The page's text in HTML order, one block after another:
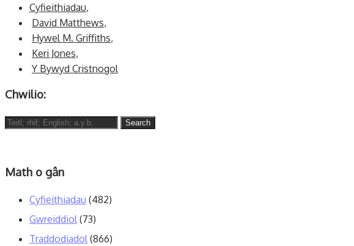
Cyfieithiadau,
David Matthews,
Hywel M. Griffiths,
Keri Jones,
Y Bywyd Cristnogol
Chwilio:
Search
for:
Math o gân
Cyfieithiadau (482)
Gwreiddiol(73)
Traddodiadol(866)